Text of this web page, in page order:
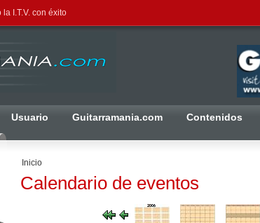
I.T.V. con éxito
Usuario Guitarramania.com Contenidos
Inicio
Calendario de eventos